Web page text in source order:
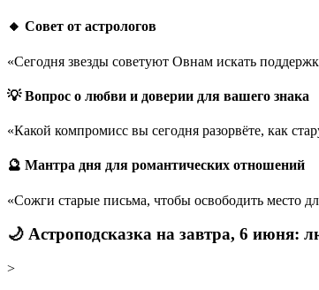
🔸 Совет от астрологов
«Сегодня звезды советуют Овнам искать
💡 Вопрос о любви и доверии для вашего знака
«Какой компромисс вы сегодня разорвёте, как
🔮 Мантра дня для романтических отношений
«Сожги старые письма, чтобы освободить место
🌙 Астроподсказка на завтра, 6 июня:
>